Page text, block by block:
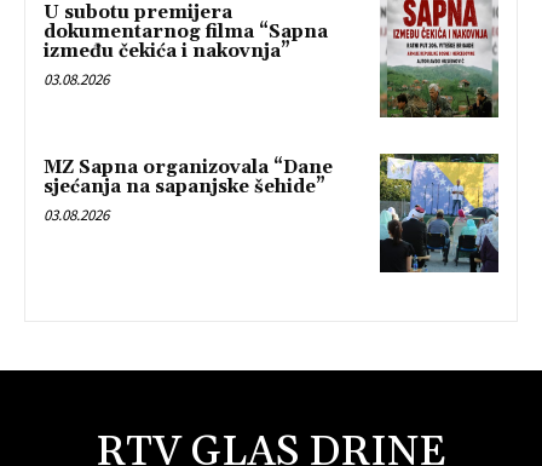
U subotu premijera
dokumentarnog filma “Sapna
između čekića i nakovnja”
03.08.2026
MZ Sapna organizovala “Dane
sjećanja na sapanjske šehide”
03.08.2026
RTV GLAS DRINE